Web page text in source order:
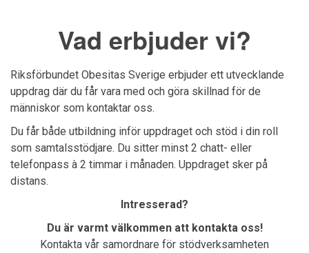
Vad erbjuder vi?
Riksförbundet Obesitas Sverige erbjuder ett utvecklande
uppdrag där du får vara med och göra skillnad för de
människor som kontaktar oss.
Du får både utbildning inför uppdraget och stöd i din roll
som samtalsstödjare. Du sitter minst 2 chatt- eller
telefonpass à 2 timmar i månaden. Uppdraget sker på
distans.
Intresserad?
Du är varmt välkommen att kontakta oss!
Kontakta vår samordnare för stödverksamheten